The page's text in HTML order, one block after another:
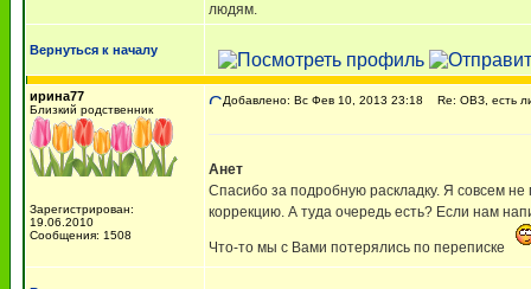
людям.
Вернуться к началу
ирина77
Близкий родственник
Зарегистрирован:
19.06.2010
Сообщения: 1508
Добавлено: Вс Фев 10, 2013 23:18 Re: ОВЗ, есть
Анет
Спасибо за подробную раскладку. Я совсем не
коррекцию. А туда очередь есть? Если нам
Что-то мы с Вами потерялись по переписке